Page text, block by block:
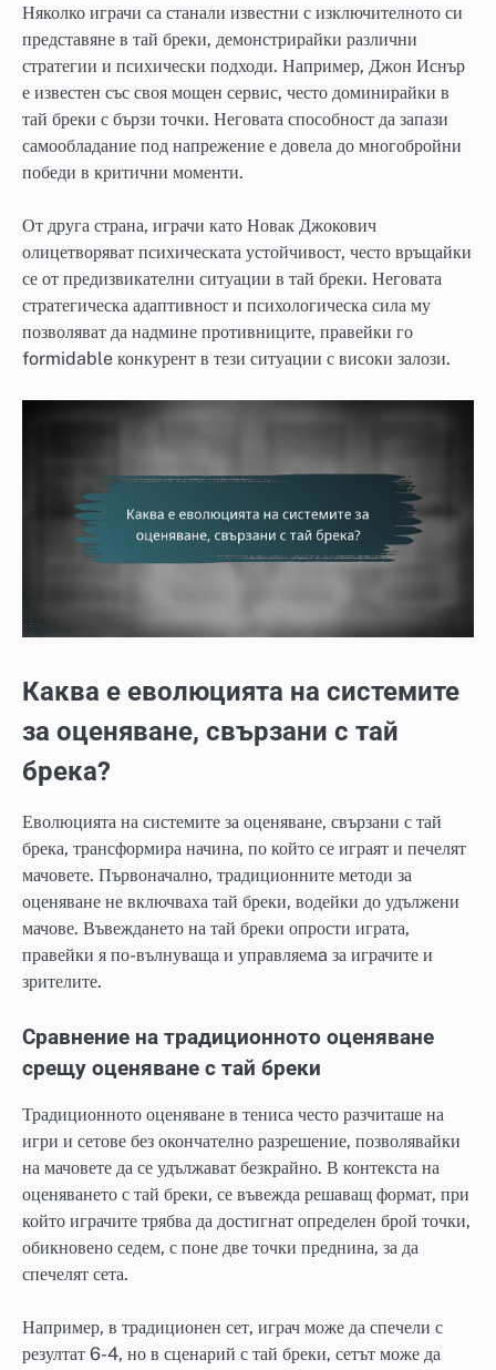
Няколко играчи са станали известни с изключителното си
представяне в тай бреки, демонстрирайки различни
стратегии и психически подходи. Например, Джон Иснър
е известен със своя мощен сервис, често доминирайки в
тай бреки с бързи точки. Неговата способност да запази
самообладание под напрежение е довела до многобройни
победи в критични моменти.
От друга страна, играчи като Новак Джокович
олицетворяват психическата устойчивост, често връщайки
се от предизвикателни ситуации в тай бреки. Неговата
стратегическа адаптивност и психологическа сила му
позволяват да надмине противниците, правейки го
formidable конкурент в тези ситуации с високи залози.
Каква е еволюцията на системите
за оценяване, свързани с тай
брека?
Еволюцията на системите за оценяване, свързани с тай
брека, трансформира начина, по който се играят и печелят
мачовете. Първоначално, традиционните методи за
оценяване не включваха тай бреки, водейки до удължени
мачове. Въвеждането на тай бреки опрости играта,
правейки я по-вълнуваща и управляемa за играчите и
зрителите.
Сравнение на традиционното оценяване
срещу оценяване с тай бреки
Традиционното оценяване в тениса често разчиташе на
игри и сетове без окончателно разрешение, позволявайки
на мачовете да се удължават безкрайно. В контекста на
оценяването с тай бреки, се въвежда решаващ формат, при
който играчите трябва да достигнат определен брой точки,
обикновено седем, с поне две точки преднина, за да
спечелят сета.
Например, в традиционен сет, играч може да спечели с
резултат 6-4, но в сценарий с тай бреки, сетът може да